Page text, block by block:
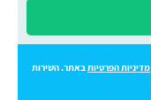
מדיניות הפרטיות באתר. השירות